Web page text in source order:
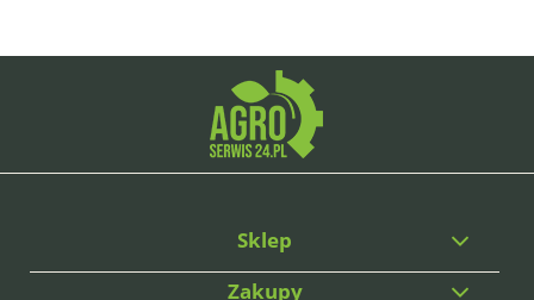
Sklep
Zakupy